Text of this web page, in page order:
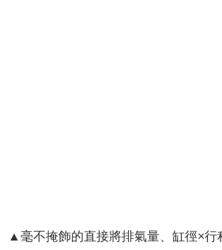
▲毫不掩飾的直接將排氣量、缸徑×行